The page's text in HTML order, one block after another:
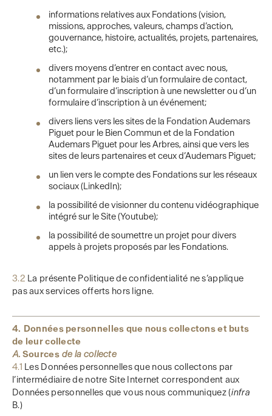
informations relatives aux Fondations (vision,
missions, approches, valeurs, champs d’action,
gouvernance, histoire, actualités, projets, partenaires,
etc.);
divers moyens d’entrer en contact avec nous,
notamment par le biais d’un formulaire de contact,
d’un formulaire d’inscription à une newsletter ou d’un
formulaire d’inscription à un événement;
divers liens vers les sites de la Fondation Audemars
Piguet pour le Bien Commun et de la Fondation
Audemars Piguet pour les Arbres, ainsi que vers les
sites de leurs partenaires et ceux d’Audemars Piguet;
un lien vers le compte des Fondations sur les réseaux
sociaux (LinkedIn);
la possibilité de visionner du contenu vidéographique
intégré sur le Site (Youtube);
la possibilité de soumettre un projet pour divers
appels à projets proposés par les Fondations.
3.2 La présente Politique de confidentialité ne s’applique
pas aux services offerts hors ligne.
4. Données personnelles que nous collectons et buts
de leur collecte
A. Sourcesde la collecte
4.1
Les Données personnelles que nous collectons par
l’intermédiaire de notre Site Internet correspondent aux
Données personnelles que vous nous communiquez (infra
B.)